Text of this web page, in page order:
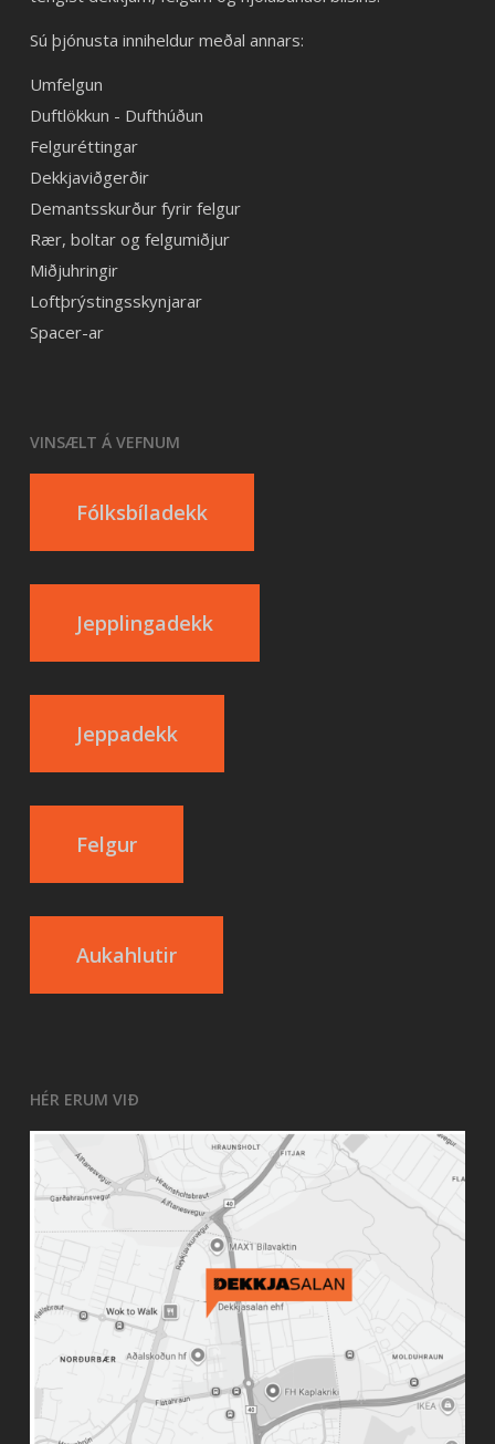
Sú þjónusta inniheldur meðal annars:
Umfelgun
Duftlökkun - Dufthúðun
Felguréttingar
Dekkjaviðgerðir
Demantsskurður fyrir felgur
Rær, boltar og felgumiðjur
Miðjuhringir
Loftþrýstingsskynjarar
Spacer-ar
VINSÆLT Á VEFNUM
Fólksbíladekk
Jepplingadekk
Jeppadekk
Felgur
Aukahlutir
HÉR ERUM VIÐ